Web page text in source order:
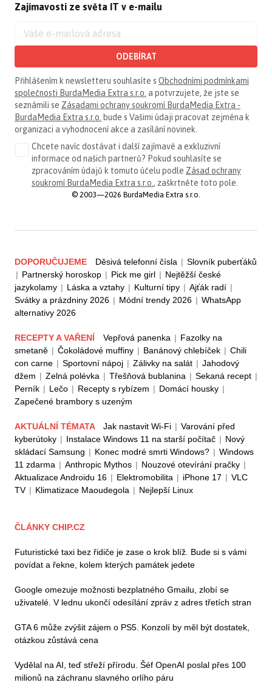
Zajímavosti ze světa IT v e-mailu
ODEBÍRAT
Přihlášením k newsletteru souhlasíte s Obchodními podmínkami
společnosti BurdaMedia Extra s.r.o. a potvrzujete, že jste se
seznámili se Zásadami ochrany soukromí BurdaMedia Extra -
BurdaMedia Extra s.r.o. bude s Vašimi údaji pracovat zejména k
organizaci a vyhodnocení akce a zasílání novinek.
Chcete navíc dostávat i další zajímavé a exkluzivní
informace od našich partnerů? Pokud souhlasíte se
zpracováním údajů k tomuto účelu podle Zásad ochrany
soukromí BurdaMedia Extra s.r.o., zaškrtněte toto pole.
© 2003—2026 BurdaMedia Extra s.r.o.
DOPORUČUJEME Děsivá telefonní čísla | Slovník puberťáků
| Partnerský horoskop | Pick me girl | Nejtěžší české
jazykolamy | Láska a vztahy | Kulturní tipy | Ajťák radí |
Svátky a prázdniny 2026 | Módní trendy 2026 | WhatsApp
alternativy 2026
RECEPTY A VAŘENÍ Vepřová panenka | Fazolky na
smetaně | Čokoládové muffiny | Banánový chlebíček | Chili
con carne | Sportovní nápoj | Zálivky na salát | Jahodový
džem | Zelná polévka | Třešňová bublanina | Sekaná recept |
Perník | Lečo | Recepty s rybízem | Domácí housky |
Zapečené brambory s uzeným
AKTUÁLNÍ TÉMATA Jak nastavit Wi-Fi | Varování před
kyberútoky | Instalace Windows 11 na starší počítač | Nový
skládací Samsung | Konec modré smrti Windows? | Windows
11 zdarma | Anthropic Mythos | Nouzové otevírání pračky |
Aktualizace Androidu 16 | Elektromobilita | iPhone 17 | VLC
TV | Klimatizace Maoudegola | Nejlepší Linux
ČLÁNKY CHIP.CZ
Futuristické taxi bez řidiče je zase o krok blíž. Bude si s vámi
povídat a řekne, kolem kterých památek jedete
Google omezuje možnosti bezplatného Gmailu, zlobí se
uživatelé. V lednu ukončí odesílání zpráv z adres třetích stran
GTA 6 může zvýšit zájem o PS5. Konzolí by měl být dostatek,
otázkou zůstává cena
Vydělal na AI, teď střeží přírodu. Šéf OpenAI poslal přes 100
milionů na záchranu slavného orlího páru